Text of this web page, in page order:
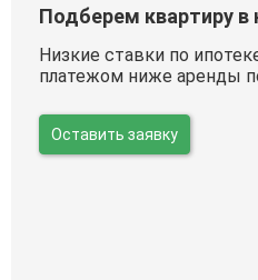
Подберем квартиру в
Низкие ставки по
платежом ниже аренды
Оставить заявку